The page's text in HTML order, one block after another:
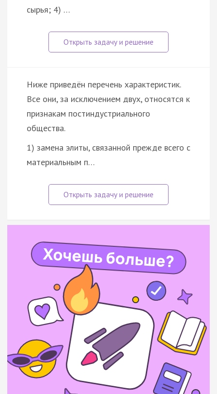
сырья; 4) …
Ниже приведён перечень характеристик.
Все они, за исключением двух, относятся к
признакам постиндустриального
общества.
1) замена элиты, связанной прежде всего с
материальным п…